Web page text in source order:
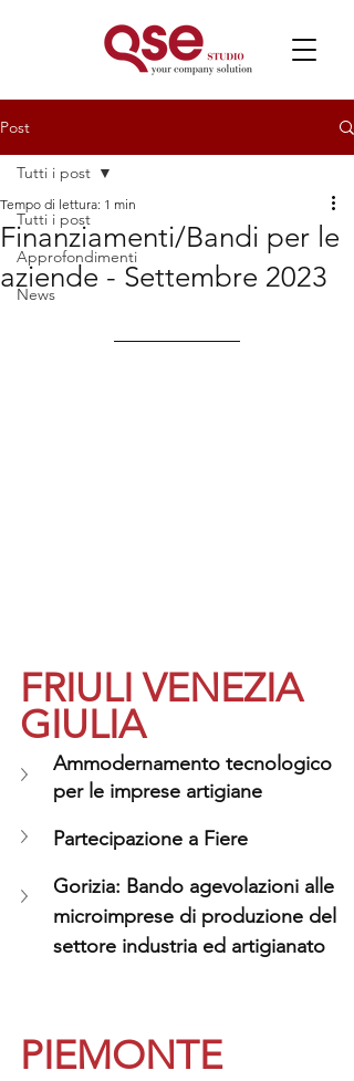
Post
Tutti i post
Approfondimenti
News
Tutti i post
Finanziamenti/Bandi per le
aziende - Settembre 2023
Tempo di lettura: 1 min
FRIULI VENEZIA
GIULIA
Ammodernamento tecnologico
per le imprese artigiane
Partecipazione a Fiere
Gorizia: Bando agevolazioni alle
microimprese di produzione del
settore industria ed artigianato
PIEMONTE